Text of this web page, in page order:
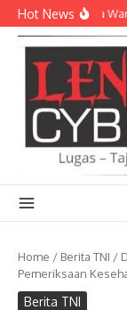
Lewati ke konten
Hot NewsBersama
Home / Berita TNI /
Pemeriksaan
Berita TNI